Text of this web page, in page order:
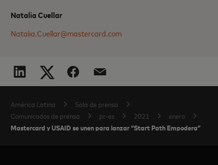
Natalia Cuellar
Natalia.Cuellar@mastercard.com
América Latina
Sala de prensa
Comunicados de prensa
pr-es 2021 enero
Mastercard y USAID se unen para lanzar “Start Path Empodera”